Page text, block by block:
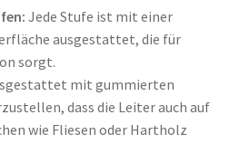
Jede Stufe ist mit einer
ausgestattet, die für
sorgt.
mit gummierten
dass die Leiter auch auf
wie Fliesen oder Hartholz